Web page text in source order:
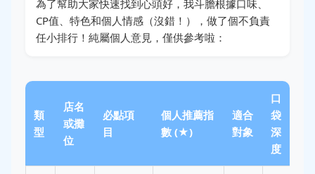
為了幫助大家快速找到心頭好，我斗膽根據口味、
CP值、特色和個人情感（沒錯！），做了個不負責
任小排行！純屬個人意見，僅供參考啦：
類
型
店名
或攤
位
必點項
目
個人推薦指
數 (★)
適合
對象
口
袋
深
度